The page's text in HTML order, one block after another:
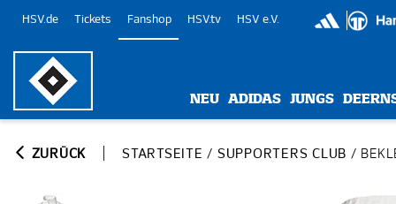
HSV.de Tickets Fanshop HSV.tv HSV e.V.
NEU ADIDAS JUNGS
ZURÜCK STARTSEITE / SUPPORTERS CLUB /